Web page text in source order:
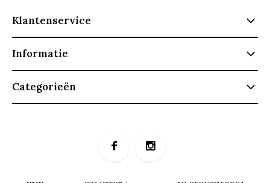
Klantenservice
Informatie
Categorieën